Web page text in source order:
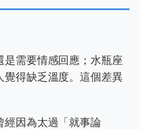
是需要情感回應；水瓶座
覺得缺乏溫度。這個差異
經因為太過「就事論